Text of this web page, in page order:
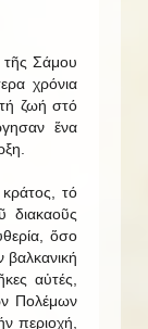
τῆς Σάμου
χρόνια
ζωή στό
ἕνα
τό
διακαοῦς
ὅσο
αὐτές,
Πολέμων
περιοχή,